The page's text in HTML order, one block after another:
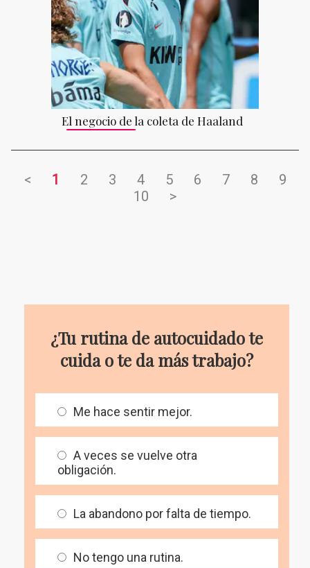
El negocio de la coleta de Haaland
< 1 2 3 4 5 6 7 8
9
10
>
¿Tu rutina de autocuidado te
cuida o te da más trabajo?
Me hace sentir mejor.
A veces se vuelve otra
obligación.
La abandono por falta de tiempo.
No tengo una rutina.